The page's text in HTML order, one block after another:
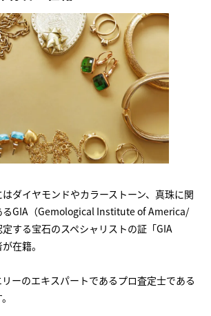
ダイヤモンドやカラーストーン、真珠に関
るGIA（Gemological Institute of America/
する宝石のスペシャリストの証「GIA
在籍。
ーのエキスパートであるプロ査定士である